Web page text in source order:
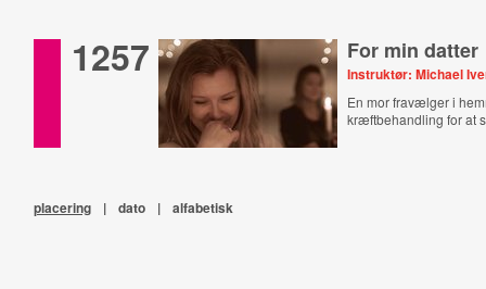
1257 For min datter
Instruktør: Michael
En mor fravælger i
kræftbehandling for at
placering | dato | alfabetisk